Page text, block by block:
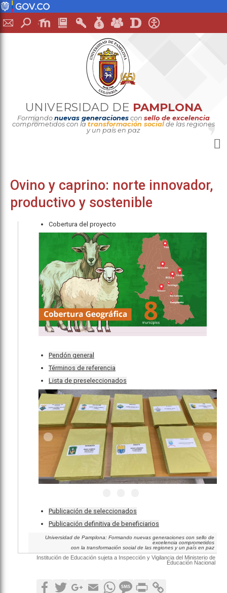
UNIVERSIDAD DE PAMPLONA
Formando nuevas generaciones con sello de excelencia
comprometidos con la transformación social de las regiones
y un país en paz
Ovino y caprino: norte innovador,
productivo y sostenible
Cobertura del proyecto
Pendón general
Términos de referencia
Lista de preseleccionados
Publicación de seleccionados
Publicación definitiva de beneficiarios
Universidad de Pamplona: Formando nuevas generaciones con sello de
excelencia comprometidos
con la transformación social de las regiones y un país en paz
Institución de Educación sujeta a Inspección y Vigilancia del Ministerio de
Educación Nacional
FacebookTwitterGoogle+
EmailWhatsApp
SMS Print